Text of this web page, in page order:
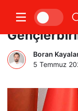
Moussa
Boran
5 Temmuz